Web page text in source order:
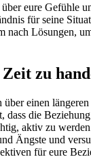
eure Gefühle
für seine
nach Lösungen,
zu
über einen
dass die
aktiv zu
Ängste und
für eure